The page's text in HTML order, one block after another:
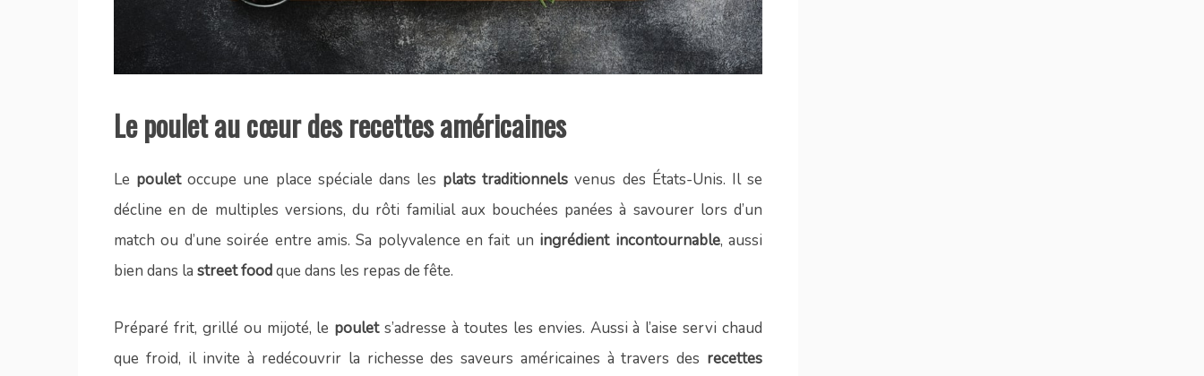
Le poulet au cœur des recettes américaines
Le pouletoccupe une place spéciale dans les plats traditionnels venus des États-Unis. Il se
décline en de multiples versions, du rôti familial aux bouchées panées à savourer lors d’un
match ou d’une soirée entre amis. Sa polyvalence en fait un ingrédient incontournable, aussi
bien dans la street foodque dans les repas de fête.
Préparé frit, grillé ou mijoté, le poulets’adresse à toutes les envies. Aussi à l’aise servi chaud
que froid, il invite à redécouvrir la richesse des saveurs américaines à travers des recettes